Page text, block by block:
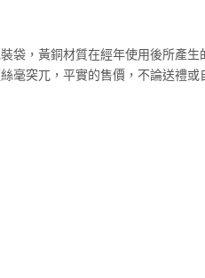
袋，黃銅材質在經年使用後所產
毫突兀，平實的售價，不論送禮